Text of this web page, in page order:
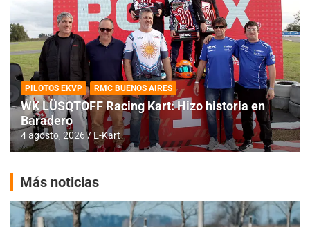
PILOTOS EKVP RMC BUENOS AIRES
WK LÜSQTOFF Racing Kart: Hizo historia en
Baradero
4 agosto, 2026 E-Kart
Más noticias